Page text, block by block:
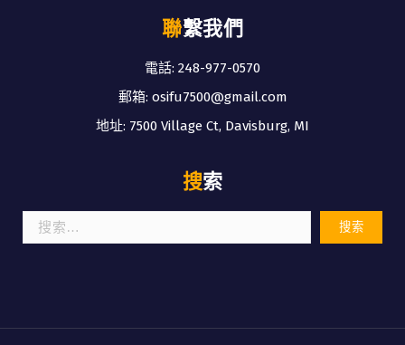
聯繫我們
電話: 248-977-0570
郵箱: osifu7500@gmail.com
地址: 7500 Village Ct, Davisburg, MI
搜索
索：